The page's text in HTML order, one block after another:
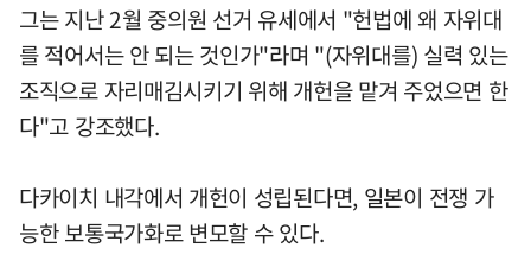
그는 지난 2월 중의원 선거 유세에서 "헌법에 왜 자위대
를 적어서는 안 되는 것인가"라며 "(자위대를) 실력 있는
조직으로 자리매김시키기 위해 개헌을 맡겨 주었으면 한
다"고 강조했다.
다카이치 내각에서 개헌이 성립된다면, 일본이 전쟁 가
능한 보통국가화로 변모할 수 있다.